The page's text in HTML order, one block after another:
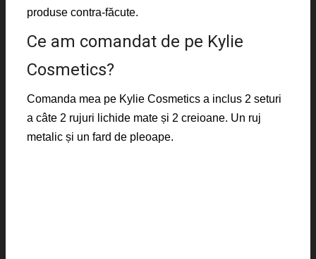
produse contra-făcute.
Ce am comandat de pe Kylie
Cosmetics?
Comanda mea pe Kylie Cosmetics a inclus 2 seturi
a câte 2 rujuri lichide mate și 2 creioane. Un ruj
metalic și un fard de pleoape.